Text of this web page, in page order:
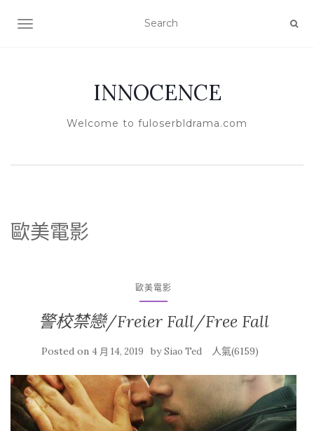
TOGGLE NAVIGATION
INNOCENCE
Welcome to fuloserbldrama.com
歐美電影
歐美電影
警校禁戀/Freier Fall/Free Fall
Posted on 4 月 14, 2019 bySiao Ted 人氣(6159)